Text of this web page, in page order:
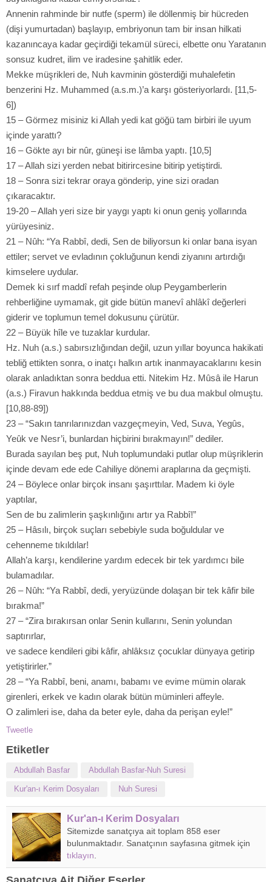
Annenin rahminde bir nutfe (sperm) ile döllenmiş bir hücreden
(dişi yumurtadan) başlayıp, embriyonun tam bir insan hilkati
kazanıncaya kadar geçirdiği tekamül süreci, elbette onu Yaratanın
sonsuz kudret, ilim ve iradesine şahitlik eder.
Mekke müşrikleri de, Nuh kavminin gösterdiği muhalefetin
benzerini Hz. Muhammed (a.s.m.)’a karşı gösteriyorlardı. [11,5-
6])
15 – Görmez misiniz ki Allah yedi kat göğü tam birbiri ile uyum
içinde yarattı?
16 – Gökte ayı bir nûr, güneşi ise lâmba yaptı. [10,5]
17 – Allah sizi yerden nebat bitirircesine bitirip yetiştirdi.
18 – Sonra sizi tekrar oraya gönderip, yine sizi oradan
çıkaracaktır.
19-20 – Allah yeri size bir yaygı yaptı ki onun geniş yollarında
yürüyesiniz.
21 – Nûh: “Ya Rabbî, dedi, Sen de biliyorsun ki onlar bana isyan
ettiler; servet ve evladının çokluğunun kendi ziyanını artırdığı
kimselere uydular.
Demek ki sırf maddî refah peşinde olup Peygamberlerin
rehberliğine uymamak, git gide bütün manevî ahlâkî değerleri
giderir ve toplumun temel dokusunu çürütür.
22 – Büyük hîle ve tuzaklar kurdular.
Hz. Nuh (a.s.) sabırsızlığından değil, uzun yıllar boyunca hakikati
tebliğ ettikten sonra, o inatçı halkın artık inanmayacaklarını kesin
olarak anladıktan sonra beddua etti. Nitekim Hz. Mûsâ ile Harun
(a.s.) Firavun hakkında beddua etmiş ve bu dua makbul olmuştu.
[10,88-89])
23 – “Sakın tanrılarınızdan vazgeçmeyin, Ved, Suva, Yegûs,
Yeûk ve Nesr’i, bunlardan hiçbirini bırakmayın!” dediler.
Burada sayılan beş put, Nuh toplumundaki putlar olup müşriklerin
içinde devam ede ede Cahiliye dönemi araplarına da geçmişti.
24 – Böylece onlar birçok insanı şaşırttılar. Madem ki öyle
yaptılar,
Sen de bu zalimlerin şaşkınlığını artır ya Rabbî!”
25 – Hâsılı, birçok suçları sebebiyle suda boğuldular ve
cehenneme tıkıldılar!
Allah’a karşı, kendilerine yardım edecek bir tek yardımcı bile
bulamadılar.
26 – Nûh: “Ya Rabbî, dedi, yeryüzünde dolaşan bir tek kâfir bile
bırakma!”
27 – “Zira bırakırsan onlar Senin kullarını, Senin yolundan
saptırırlar,
ve sadece kendileri gibi kâfir, ahlâksız çocuklar dünyaya getirip
yetiştirirler.”
28 – “Ya Rabbî, beni, anamı, babamı ve evime mümin olarak
girenleri, erkek ve kadın olarak bütün müminleri affeyle.
O zalimleri ise, daha da beter eyle, daha da perişan eyle!”
Tweetle
Etiketler
Abdullah Basfar Abdullah Basfar-Nuh Suresi
Kur'an-ı Kerim Dosyaları Nuh Suresi
Kur'an-ı Kerim Dosyaları
Sitemizde sanatçıya ait toplam 858 eser
bulunmaktadır. Sanatçının sayfasına gitmek için
tıklayın